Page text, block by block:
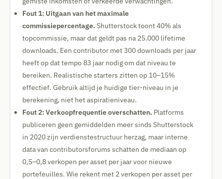
Fout 1: Uitgaan van het maximale
commissiepercentage.Shutterstock toont 40% als
topcommissie, maar dat geldt pas na 25.000 lifetime
downloads. Een contributor met 300 downloads per jaar
heeft op dat tempo 83 jaar nodig om dat niveau te
bereiken. Realistische starters zitten op 10–15%
effectief. Gebruik altijd je huidige tier-niveau in je
berekening, niet het aspiratieniveau.
Fout 2: Verkoopfrequentie overschatten. Platforms
publiceren geen gemiddelden meer sinds Shutterstock
in 2020 zijn verdienstestructuur herzag, maar interne
data van contributorsforums schatten de mediaan op
0,5–0,8 verkopen per asset per jaar voor nieuwe
portefeuilles. Wie rekent met 2 verkopen per asset per